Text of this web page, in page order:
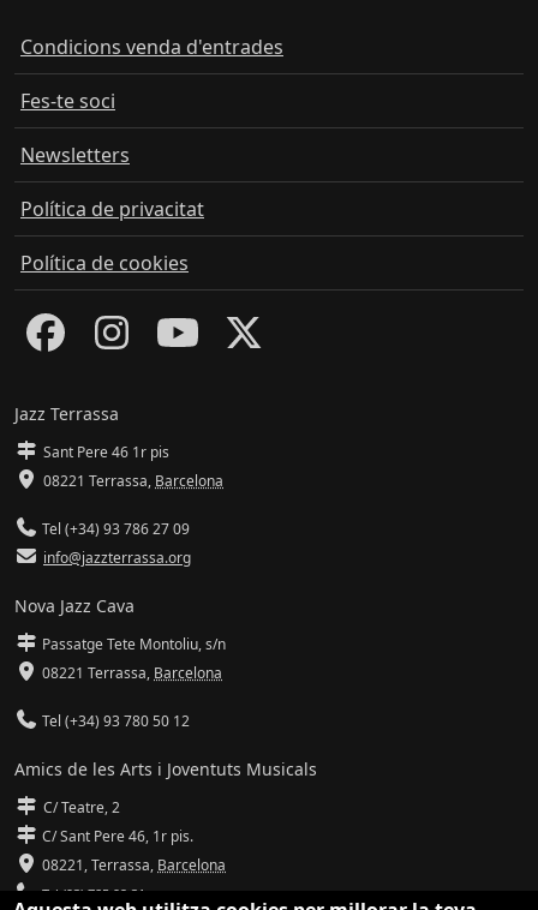
Condicions venda d'entrades
Fes-te soci
Newsletters
Política de privacitat
Política de cookies
Jazz Terrassa
Sant Pere 46 1r pis
08221 Terrassa, Barcelona
Tel (+34) 93 786 27 09
info@jazzterrassa.org
Nova Jazz Cava
Passatge Tete Montoliu, s/n
08221 Terrassa, Barcelona
Tel (+34) 93 780 50 12
Amics de les Arts i Joventuts Musicals
C/ Teatre, 2
C/ Sant Pere 46, 1r pis.
08221,Terrassa, Barcelona
Tel (93) 785 92 31